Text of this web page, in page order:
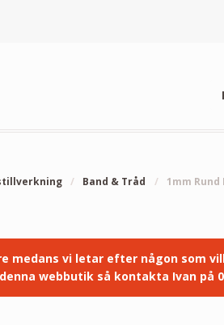
/ Band & Tråd / 1mm
medans vi letar efter någon som
webbutik så kontakta Ivan på